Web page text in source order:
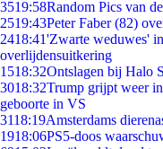
3519:58Random Pics van
2519:43Peter Faber (82)
2418:41'Zwarte weduwes'
overlijdensuitkering
1518:32Ontslagen bij Halo
3018:32Trump grijpt weer
geboorte in VS
3118:19Amsterdams
1918:06PS5-doos